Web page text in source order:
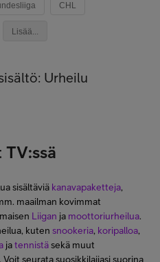
CHL
Lisää...
Urheilu
sisältäviä kanavapaketteja,
maailman kovimmat
Liigan ja moottoriurheilua.
kutensnookeria, koripalloa,
jatennistäsekä muut
seurata suosikkilajiasi suorina